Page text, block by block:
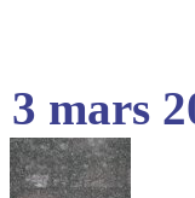
3 mars